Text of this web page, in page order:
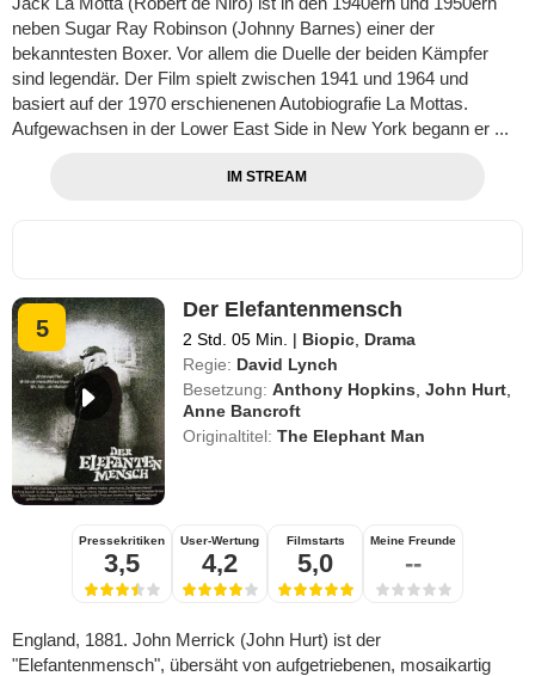
neben Sugar Ray Robinson (Johnny Barnes) einer der
bekanntesten Boxer. Vor allem die Duelle der beiden Kämpfer
sind legendär. Der Film spielt zwischen 1941 und 1964 und
basiert auf der 1970 erschienenen Autobiografie La Mottas.
Aufgewachsen in der Lower East Side in New York begann er ...
IM STREAM
5
Der Elefantenmensch
2 Std. 05 Min. | Biopic Drama
Regie: David Lynch
Besetzung: Anthony Hopkins ,John Hurt
Anne Bancroft
Originaltitel:The Elephant Man
Pressekritiken
3,5
User-Wertung
4,2
Filmstarts
5,0
Meine Freunde
--
England, 1881. John Merrick (John Hurt) ist der
"Elefantenmensch", übersäht von aufgetriebenen, mosaikartig